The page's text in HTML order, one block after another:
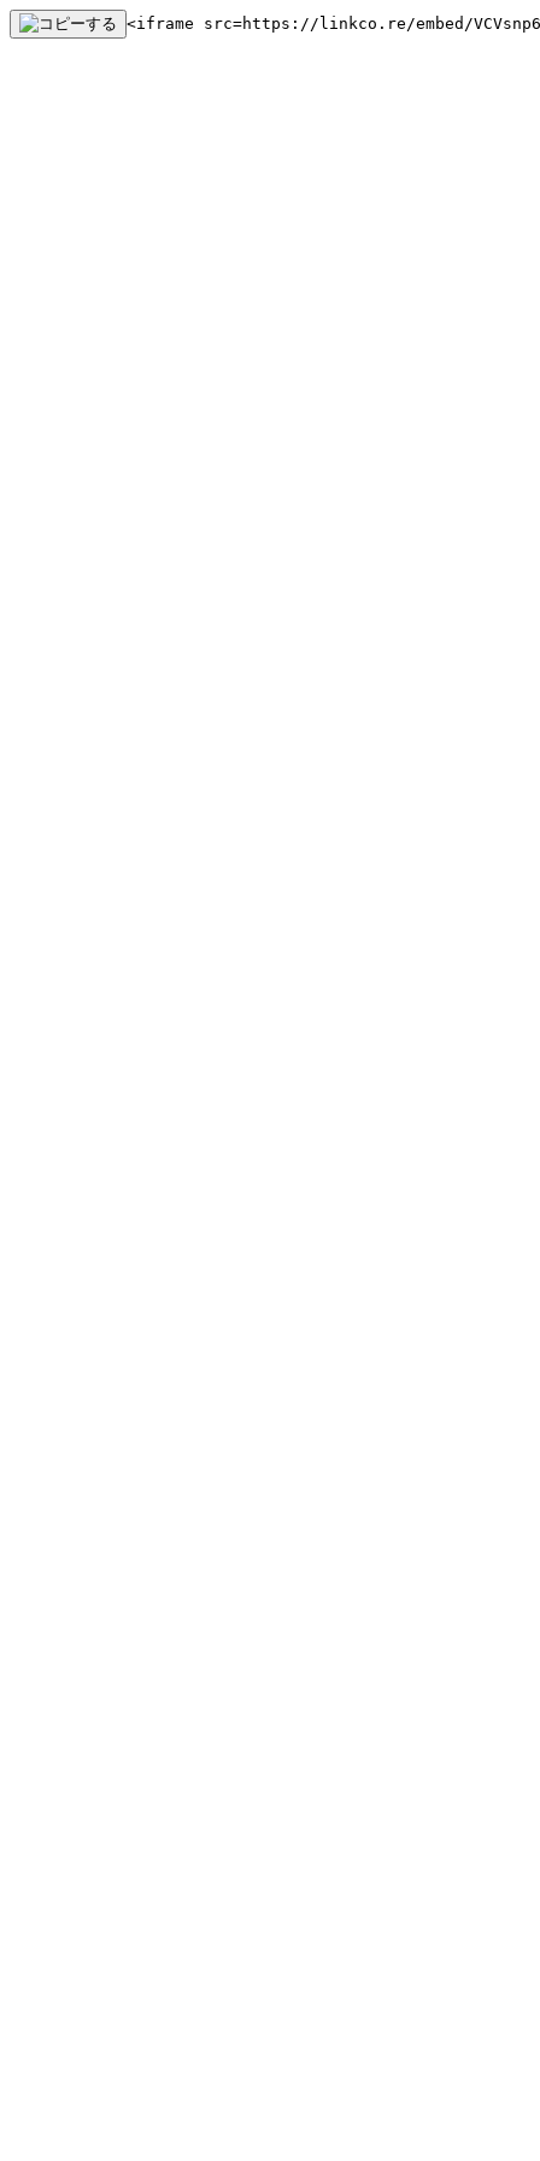
<iframe src=https://linkco.re/embed/